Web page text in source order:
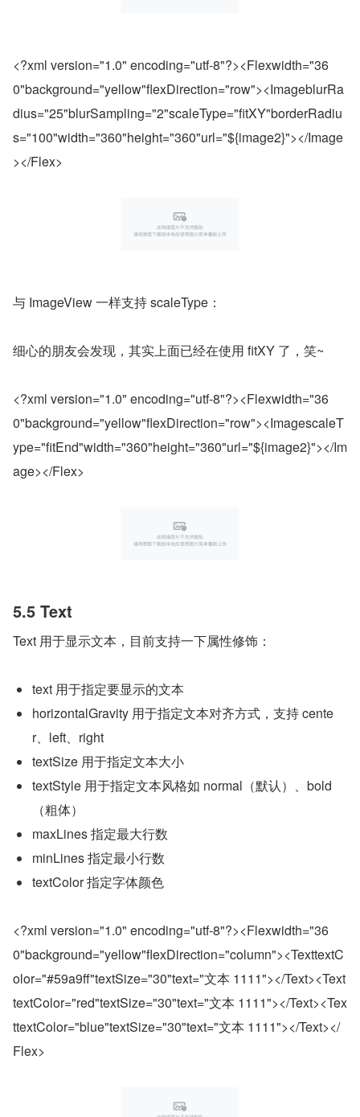
<?xml version="1.0" encoding="utf-8"?><Flexwidth="36
0"background="yellow"flexDirection="row"><ImageblurRa
dius="25"blurSampling="2"scaleType="fitXY"borderRadiu
s="100"width="360"height="360"url="${image2}"></Image
></Flex>
与 ImageView 一样支持 scaleType：
细心的朋友会发现，其实上面已经在使用 fitXY 了，笑~
<?xml version="1.0" encoding="utf-8"?><Flexwidth="36
0"background="yellow"flexDirection="row"><ImagescaleT
ype="fitEnd"width="360"height="360"url="${image2}"></Im
age></Flex>
5.5 Text
Text 用于显示文本，目前支持一下属性修饰：
text 用于指定要显示的文本
horizontalGravity 用于指定文本对齐方式，支持 cente
r、left、right
textSize 用于指定文本大小
textStyle 用于指定文本风格如 normal（默认）、bold
（粗体）
maxLines 指定最大行数
minLines 指定最小行数
textColor 指定字体颜色
<?xml version="1.0" encoding="utf-8"?><Flexwidth="36
0"background="yellow"flexDirection="column"><TexttextC
olor="#59a9ff"textSize="30"text="文本 1111"></Text><Text
textColor="red"textSize="30"text="文本 1111"></Text><Tex
ttextColor="blue"textSize="30"text="文本 1111"></Text></
Flex>